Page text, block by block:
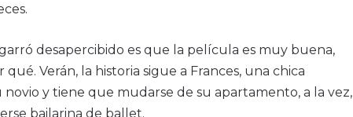
desapercibido es que la película es muy buena,
Verán, la historia sigue a Frances, una chica
y tiene que mudarse de su apartamento, a la vez,
bailarina de ballet.